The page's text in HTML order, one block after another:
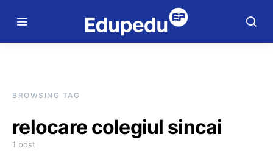
BROWSING TAG
relocare colegiul sincai
1 post